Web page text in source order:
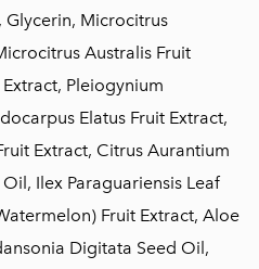
Glycerin, Microcitrus
Australis Fruit
Pleiogynium
Elatus Fruit Extract,
Extract, Citrus Aurantium
Ilex Paraguariensis Leaf
Fruit Extract, Aloe
Digitata Seed Oil,